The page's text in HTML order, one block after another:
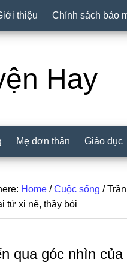
thiệu Chính sách bảo
Hay
Mẹ đơn thân Giáo dục
Home / Cuộc sống /Trần
tử xi nê, thầy bói
qua góc nhìn